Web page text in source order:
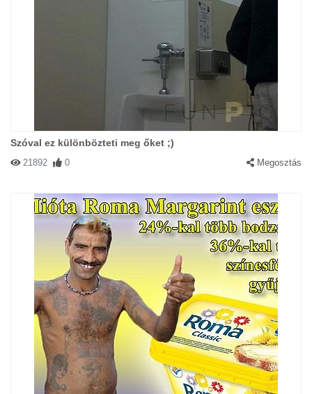
Szóval ez különbözteti meg őket ;)
21892 0 Megosztás